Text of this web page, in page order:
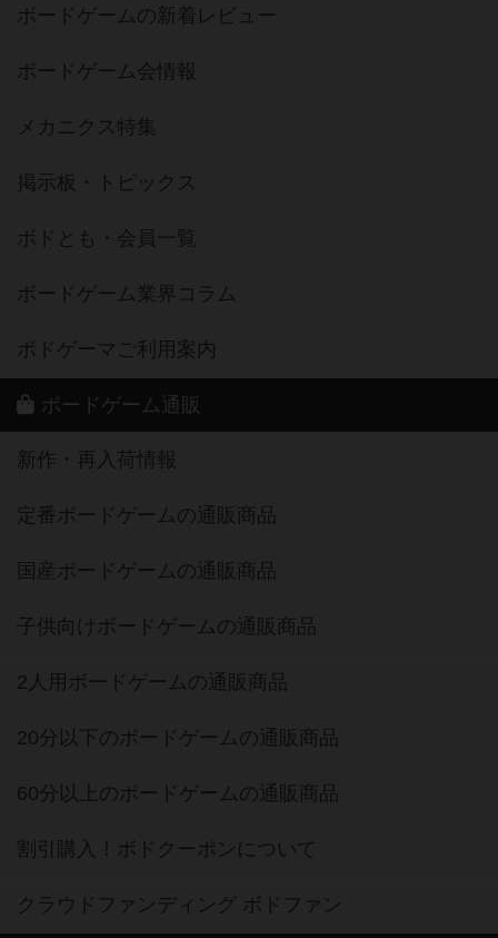
ボードゲームの新着レビュー
ボードゲーム会情報
メカニクス特集
掲示板・トピックス
ボドとも・会員一覧
ボードゲーム業界コラム
ボドゲーマご利用案内
ボードゲーム通販
新作・再入荷情報
定番ボードゲームの通販商品
国産ボードゲームの通販商品
子供向けボードゲームの通販商品
2人用ボードゲームの通販商品
20分以下のボードゲームの通販商品
60分以上のボードゲームの通販商品
割引購入！ボドクーポンについて
クラウドファンディング ボドファン